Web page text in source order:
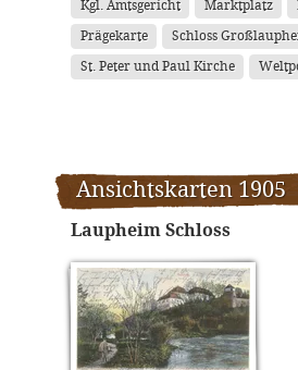
Kgl. Amtsgericht Marktplatz
Prägekarte Schloss
St. Peter und Paul Kirche
Ansichtskarten 1905
Laupheim Schloss